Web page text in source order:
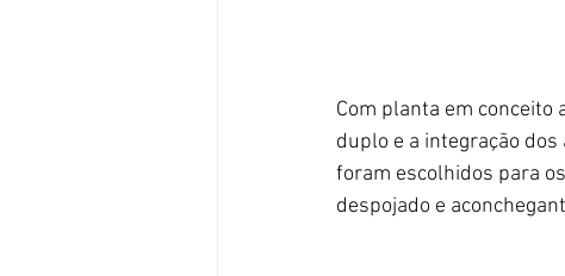
Com planta em conceito
duplo e a integração
foram escolhidos para
despojado e